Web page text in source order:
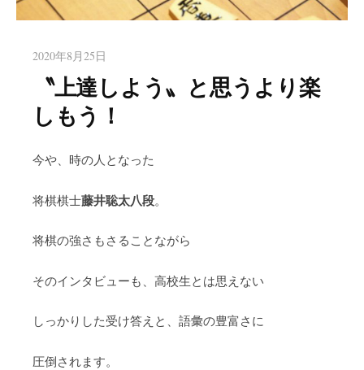
2020年8月25日
〝上達しよう〟と思うより楽
しもう！
今や、時の人となった
将棋棋士藤井聡太八段。
将棋の強さもさることながら
そのインタビューも、高校生とは思えない
しっかりした受け答えと、語彙の豊富さに
圧倒されます。